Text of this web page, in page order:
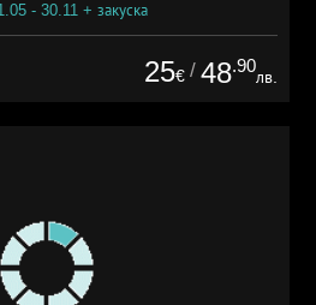
- 30.11 + закуска
25€ / 48.90
лв.